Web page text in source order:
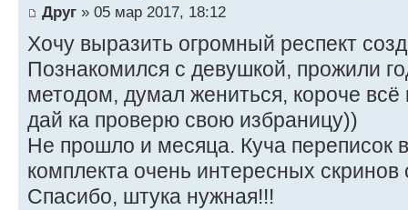
Друг » 05 мар 2017, 18:12
Хочу выразить огромный респект
Познакомился с девушкой, прожили
методом, думал жениться, короче всё
дай ка проверю свою избраницу))
Не прошло и месяца. Куча переписок
комплекта очень интересных
Спасибо, штука нужная!!!